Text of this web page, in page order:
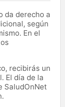
da derecho a
según
En el
recibirás un
El día de la
SaludOnNet